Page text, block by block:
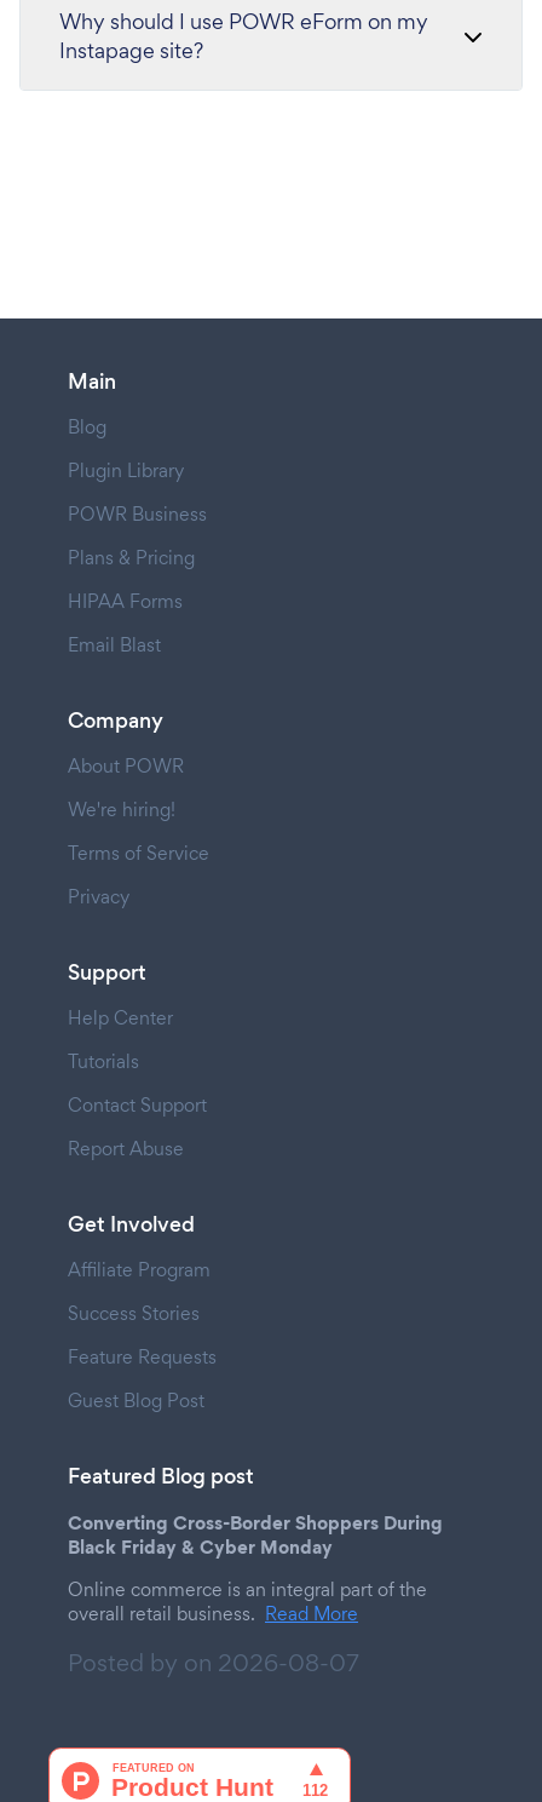
Why should I use POWR eForm on my
Instapage site?
Main
Blog
Plugin Library
POWR Business
Plans & Pricing
HIPAA Forms
Email Blast
Company
About POWR
We're hiring!
Terms of Service
Privacy
Support
Help Center
Tutorials
Contact Support
Report Abuse
Get Involved
Affiliate Program
Success Stories
Feature Requests
Guest Blog Post
Featured Blog post
Converting Cross-Border Shoppers During
Black Friday & Cyber Monday
Online commerce is an integral part of the
overall retail business. Read More
Posted by on 2026-08-07